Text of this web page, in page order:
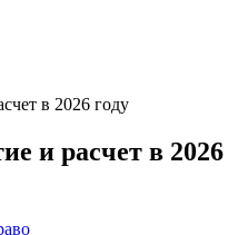
в 2026 году
и расчет в 2026